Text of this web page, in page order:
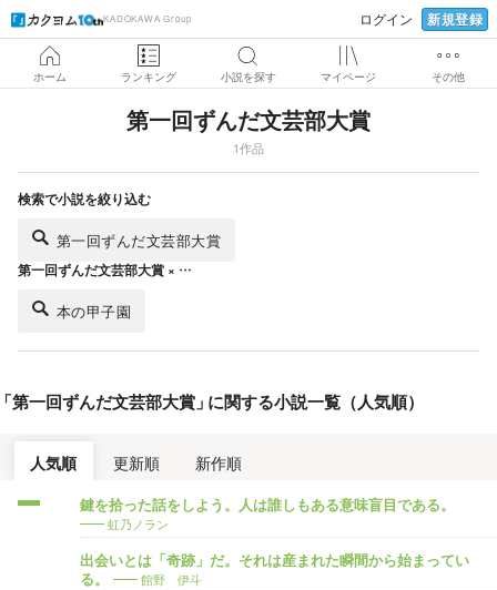
KADOKAWA Group ログイン 新規登録
ホーム ランキング 小説を探す マイページ その他
第一回ずんだ文芸部大賞
1作品
検索で小説を絞り込む
第一回ずんだ文芸部大賞
第一回ずんだ文芸部大賞 × …
本の甲子園
第一回ずんだ文芸部大賞 」に関する小説一覧（人気順）
人気順 更新順 新作順
鍵を拾った話をしよう。人は誰しもある意味盲目である。
虹乃ノラン
出会いとは「奇跡」だ。それは産まれた瞬間から始まってい
る。
館野 伊斗